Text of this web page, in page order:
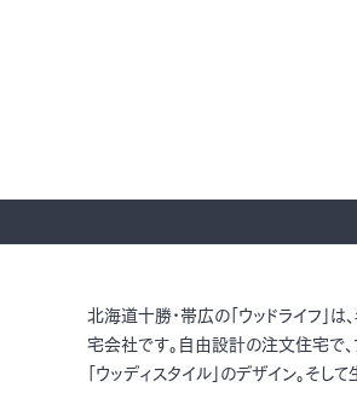
北海道十勝・帯広の「ウッドライフ」
宅会社です。自由設計の注文住宅で、
「ウッディスタイル」のデザイン。そし